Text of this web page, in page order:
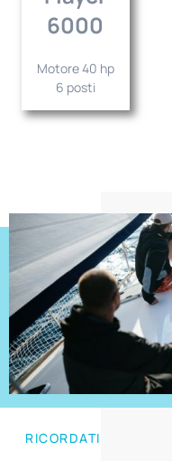
6000
Motore 40 hp
6 posti
RICORDATI